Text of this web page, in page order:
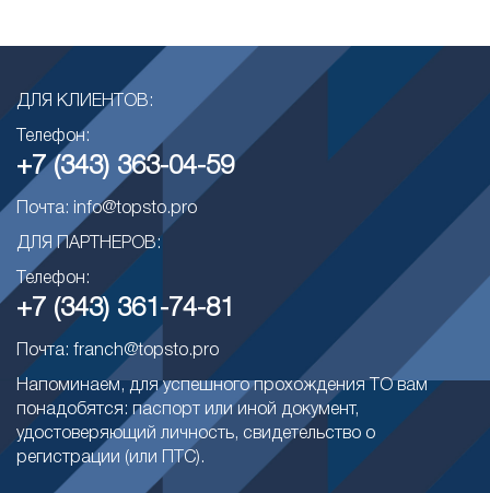
ДЛЯ КЛИЕНТОВ:
Телефон:
+7 (343) 363-04-59
Почта: info@topsto.pro
ДЛЯ ПАРТНЕРОВ:
Телефон:
+7 (343) 361-74-81
Почта: franch@topsto.pro
Напоминаем, для успешного прохождения ТО вам
понадобятся: паспорт или иной документ,
удостоверяющий личность, свидетельство о
регистрации (или ПТС).